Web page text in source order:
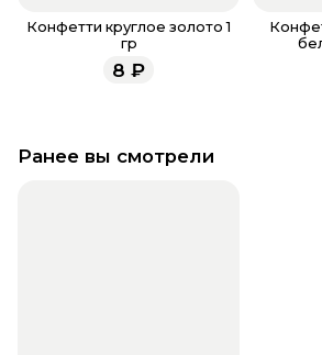
Конфетти круглое золото 1
гр
8 ₽
Ранее вы смотрели